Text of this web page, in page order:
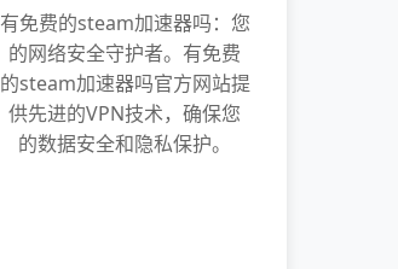
有免费的steam加速器吗：您
的网络安全守护者。有免费
的steam加速器吗官方网站提
供先进的VPN技术，确保您
的数据安全和隐私保护。